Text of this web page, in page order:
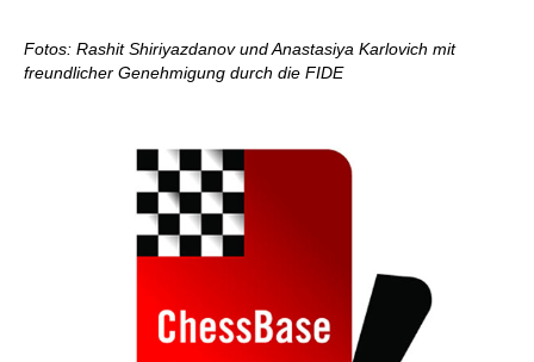
Fotos: Rashit Shiriyazdanov und Anastasiya Karlovich mit
freundlicher Genehmigung durch die FIDE